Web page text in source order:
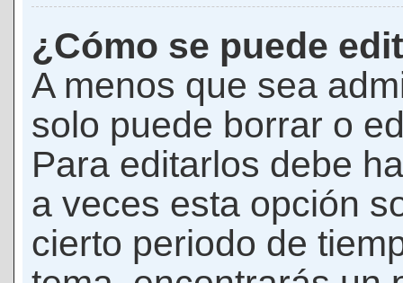
¿Cómo se puede
A menos que sea
solo puede borrar o
Para editarlos debe
a veces esta opción
cierto periodo de